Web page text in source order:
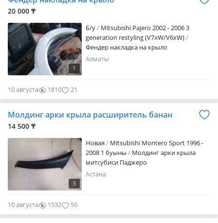
20 000 ₸
1
Б/y
Mitsubishi Pajero 2002 - 2006 3
generation restyling (V7xW/V6xW)
Фендер накладка на крыло
Алматы
10 августа 1810 21
Молдинг арки крыла расширитель банан
14 500 ₸
3
Новая
Mitsubishi Montero Sport 1996 -
2008 1 буыны
Молдинг арки крыла
митсубиси Паджеро
Астана
10 августа 1532 50